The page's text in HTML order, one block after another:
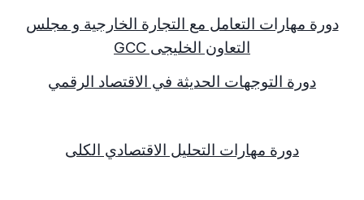
دورة مهارات التعامل مع التجارة الخارجية و مجلس
التعاون الخليجى GCC
دورة التوجهات الحديثة في الاقتصاد الرقمي
دورة مهارات التحليل الاقتصادي الكلى